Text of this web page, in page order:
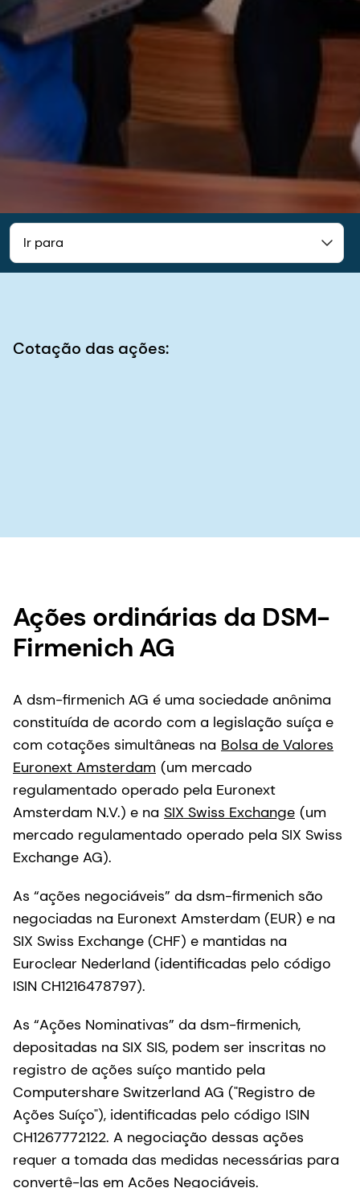
Ir para
Cotação das ações:
Ações ordinárias da DSM-
Firmenich AG
A dsm-firmenich AG é uma sociedade anônima
constituída de acordo com a legislação suíça e
com cotações simultâneas na Bolsa de Valores
Euronext Amsterdam (um mercado
regulamentado operado pela Euronext
Amsterdam N.V.) e na SIX Swiss Exchange (um
mercado regulamentado operado pela SIX Swiss
Exchange AG).
As “ações negociáveis” da dsm-firmenich são
negociadas na Euronext Amsterdam (EUR) e na
SIX Swiss Exchange (CHF) e mantidas na
Euroclear Nederland (identificadas pelo código
ISIN CH1216478797).
As “Ações Nominativas” da dsm-firmenich,
depositadas na SIX SIS, podem ser inscritas no
registro de ações suíço mantido pela
Computershare Switzerland AG ("Registro de
Ações Suíço"), identificadas pelo código ISIN
CH1267772122. A negociação dessas ações
requer a tomada das medidas necessárias para
convertê-las em Ações Negociáveis.